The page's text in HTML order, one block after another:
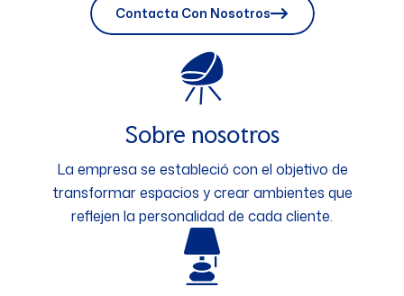
Contacta Con Nosotros
Sobre nosotros
La empresa se estableció con el objetivo de
transformar espacios y crear ambientes que
reflejen la personalidad de cada cliente.